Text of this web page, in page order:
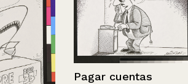
Pagar cuentas